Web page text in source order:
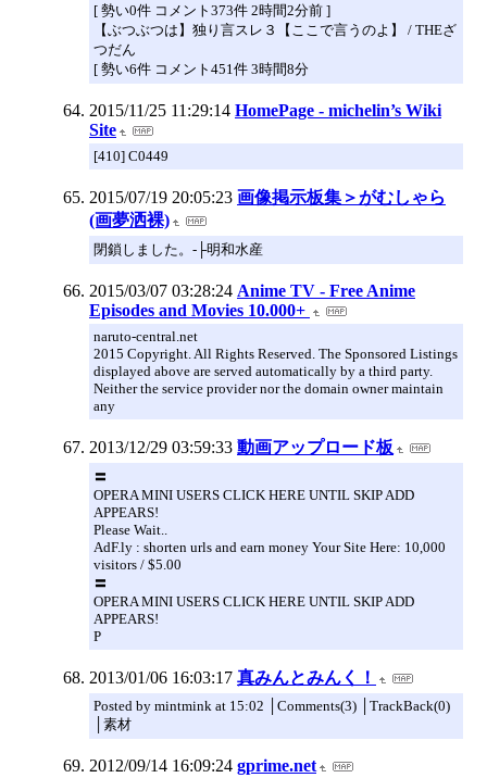
[ 勢い0件 コメント373件 2時間2分前 ]
【ぶつぶつは】独り言スレ３【ここで言うのよ】 / THEざ
つだん
[ 勢い6件 コメント451件 3時間8分
2015/11/25 11:29:14 HomePage - michelin’s Wiki
Site
[410] C0449
2015/07/19 20:05:23 画像掲示板集＞がむしゃら
(画夢洒裸)
閉鎖しました。-├明和水産
2015/03/07 03:28:24 Anime TV - Free Anime
Episodes and Movies 10.000+
naruto-central.net
2015 Copyright. All Rights Reserved. The Sponsored Listings
displayed above are served automatically by a third party.
Neither the service provider nor the domain owner maintain
any
2013/12/29 03:59:33 動画アップロード板
〓
OPERA MINI USERS CLICK HERE UNTIL SKIP ADD
APPEARS!
Please Wait..
AdF.ly : shorten urls and earn money Your Site Here: 10,000
visitors / $5.00
〓
OPERA MINI USERS CLICK HERE UNTIL SKIP ADD
APPEARS!
P
2013/01/06 16:03:17 真みんとみんく！
Posted by mintmink at 15:02 │Comments(3) │TrackBack(0)
│素材
2012/09/14 16:09:24 gprime.net